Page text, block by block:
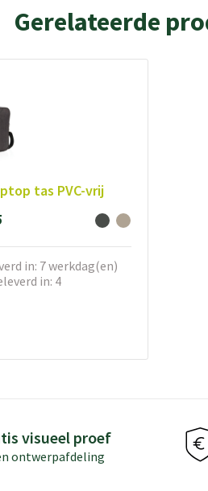
Gerelateerde
tas PVC-vrij
in: 7 werkdag(en)
in: 4
visueel proef
ontwerpafdeling